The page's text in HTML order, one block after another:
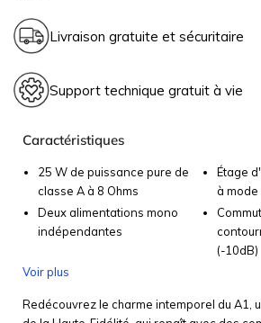
En savoir plus.
remboursement
Livraison gratuite et sécuritaire
Livraison gratuite, rapide et
Support technique gratuit à vie
Conseils d’experts
Caractéristiques
25 W de puissance pure de
classe A à 8 Ohms
Deux alimentations mono
indépendantes
Étage
à
(-10dB)
Voir plus
Redécouvrez le charme intemporel du A1,